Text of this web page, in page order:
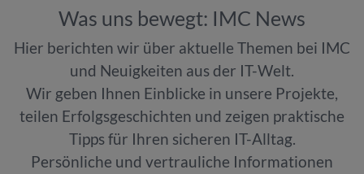
Was uns bewegt: IMC News
Hier berichten wir über aktuelle Themen bei IMC
und Neuigkeiten aus der IT-Welt.
Wir geben Ihnen Einblicke in unsere Projekte,
teilen Erfolgsgeschichten und zeigen praktische
Tipps für Ihren sicheren IT-Alltag.
Persönliche und vertrauliche Informationen